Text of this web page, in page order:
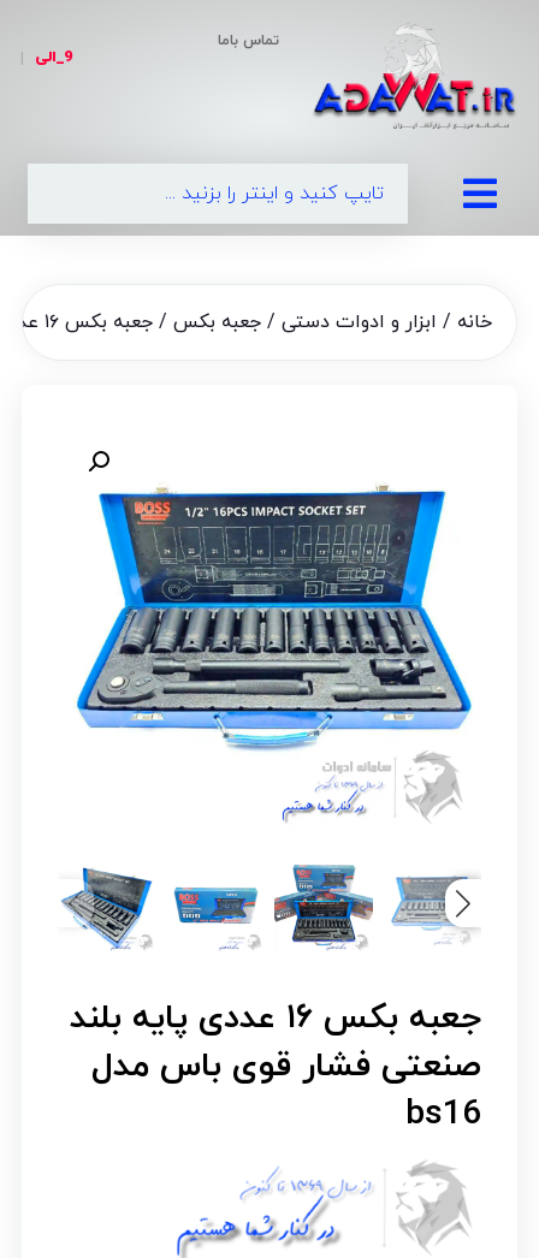
تماس باما
9_الی |
خانه / ابزار و ادوات دستی/ جعبه بکس/ جعبه بکس ۱۶ عددی پایه بلند صنعتی فشار قوی باس مدل bs16
جعبه بکس ۱۶ عددی پایه بلند
صنعتی فشار قوی باس مدل
bs16